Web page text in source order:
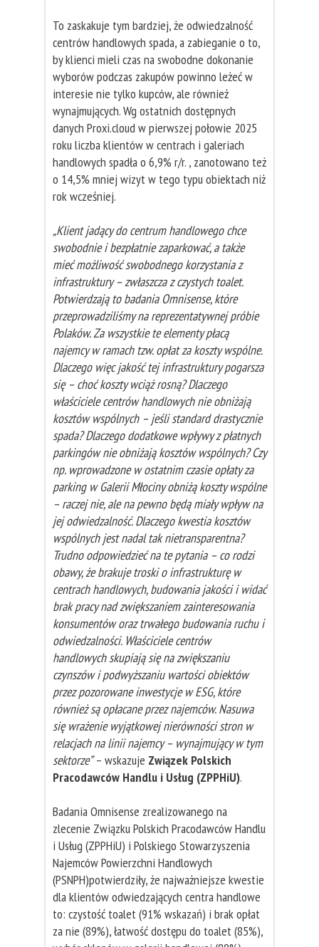
To zaskakuje tym bardziej, że odwiedzalność
centrów handlowych spada, a zabieganie o to,
by klienci mieli czas na swobodne dokonanie
wyborów podczas zakupów powinno leżeć w
interesie nie tylko kupców, ale również
wynajmujących. Wg ostatnich dostępnych
danych Proxi.cloud w pierwszej połowie 2025
roku liczba klientów w centrach i galeriach
handlowych spadła o 6,9% r/r. , zanotowano też
o 14,5% mniej wizyt w tego typu obiektach niż
rok wcześniej.
„Klient jadący do centrum handlowego chce
swobodnie i bezpłatnie zaparkować, a także
mieć możliwość swobodnego korzystania z
infrastruktury – zwłaszcza z czystych toalet.
Potwierdzają to badania Omnisense, które
przeprowadziliśmy na reprezentatywnej próbie
Polaków. Za wszystkie te elementy płacą
najemcy w ramach tzw. opłat za koszty wspólne.
Dlaczego więc jakość tej infrastruktury pogarsza
się – choć koszty wciąż rosną? Dlaczego
właściciele centrów handlowych nie obniżają
kosztów wspólnych – jeśli standard drastycznie
spada? Dlaczego dodatkowe wpływy z płatnych
parkingów nie obniżają kosztów wspólnych? Czy
np. wprowadzone w ostatnim czasie opłaty za
parking w Galerii Młociny obniżą koszty wspólne
– raczej nie, ale na pewno będą miały wpływ na
jej odwiedzalność. Dlaczego kwestia kosztów
wspólnych jest nadal tak nietransparentna?
Trudno odpowiedzieć na te pytania – co rodzi
obawy, że brakuje troski o infrastrukturę w
centrach handlowych, budowania jakości i widać
brak pracy nad zwiększaniem zainteresowania
konsumentów oraz trwałego budowania ruchu i
odwiedzalności. Właściciele centrów
handlowych skupiają się na zwiększaniu
czynszów i podwyższaniu wartości obiektów
przez pozorowane inwestycje w ESG, które
również są opłacane przez najemców. Nasuwa
się wrażenie wyjątkowej nierówności stron w
relacjach na linii najemcy – wynajmujący w tym
sektorze”– wskazuje Związek Polskich
Pracodawców Handlu i Usług (ZPPHiU).
Badania Omnisense zrealizowanego na
zlecenie Związku Polskich Pracodawców Handlu
i Usług (ZPPHiU) i Polskiego Stowarzyszenia
Najemców Powierzchni Handlowych
(PSNPH)potwierdziły, że najważniejsze kwestie
dla klientów odwiedzających centra handlowe
to: czystość toalet (91% wskazań) i brak opłat
za nie (89%), łatwość dostępu do toalet (85%),